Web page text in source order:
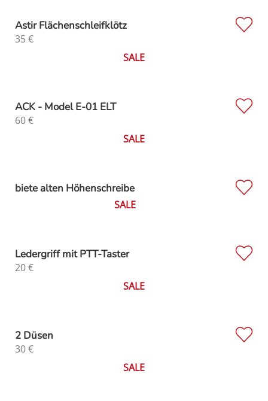
Astir Flächenschleifklötz
35€
SALE
ACK - Model E-01 ELT
60€
SALE
biete alten Höhenschreibe
SALE
Ledergriff mit PTT-Taster
20€
SALE
2 Düsen
30€
SALE